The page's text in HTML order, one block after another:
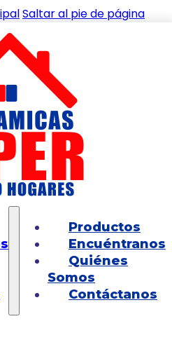
Saltar al pie de página
Productos
Encuéntranos
Quiénes
Somos
Contáctanos
PARED LISA/Pared
Diferenciadas 25 x 43.2